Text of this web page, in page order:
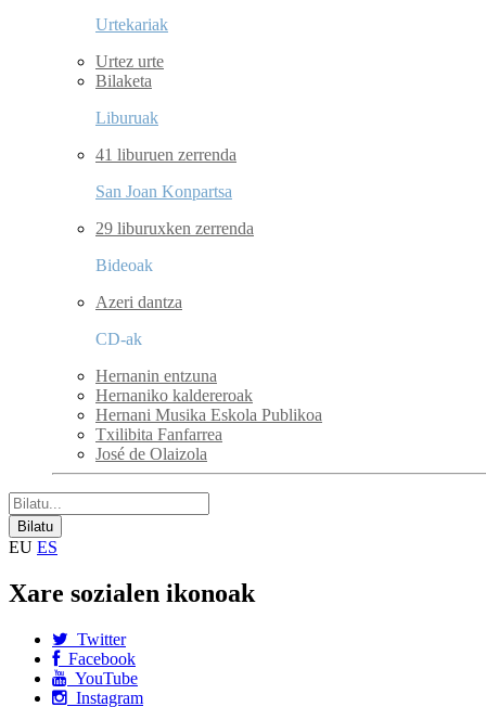
Urtekariak
Urtez urte
Bilaketa
Liburuak
41 liburuen zerrenda
San Joan Konpartsa
29 liburuxken zerrenda
Bideoak
Azeri dantza
CD-ak
Hernanin entzuna
Hernaniko kaldereroak
Hernani Musika Eskola Publikoa
Txilibita Fanfarrea
José de Olaizola
EU ES
Xare sozialen ikonoak
Twitter
Facebook
YouTube
Instagram